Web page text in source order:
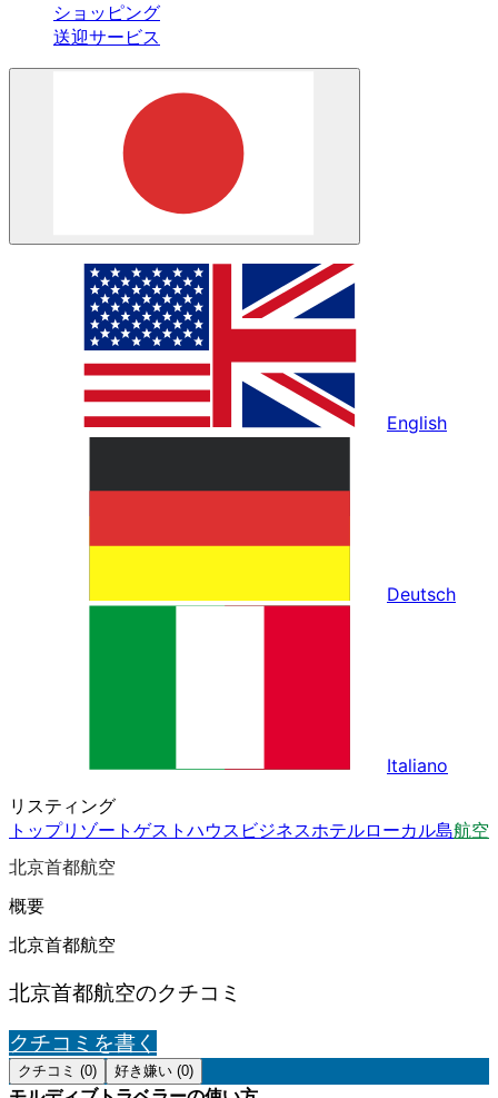
ショッピング
送迎サービス
English
Deutsch
Italiano
リスティング
トップリゾート ゲストハウス ビジネスホテルローカル島航空
北京首都航空
概要
北京首都航空
北京首都航空のクチコミ
クチコミを書く
クチコミ (0) 好き嫌い (0)